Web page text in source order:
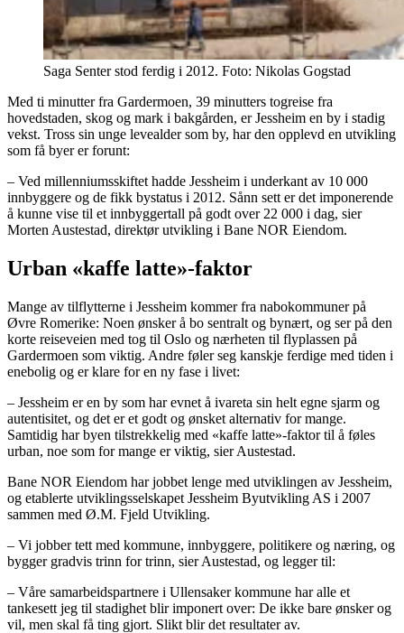
Saga Senter stod ferdig i 2012. Foto: Nikolas Gogstad
Med ti minutter fra Gardermoen, 39 minutters togreise fra
hovedstaden, skog og mark i bakgården, er Jessheim en by i stadig
vekst. Tross sin unge levealder som by, har den opplevd en utvikling
som få byer er forunt:
– Ved millenniumsskiftet hadde Jessheim i underkant av 10 000
innbyggere og de fikk bystatus i 2012. Sånn sett er det imponerende
å kunne vise til et innbyggertall på godt over 22 000 i dag, sier
Morten Austestad, direktør utvikling i Bane NOR Eiendom.
Urban «kaffe latte»-faktor
Mange av tilflytterne i Jessheim kommer fra nabokommuner på
Øvre Romerike: Noen ønsker å bo sentralt og bynært, og ser på den
korte reiseveien med tog til Oslo og nærheten til flyplassen på
Gardermoen som viktig. Andre føler seg kanskje ferdige med tiden i
enebolig og er klare for en ny fase i livet:
– Jessheim er en by som har evnet å ivareta sin helt egne sjarm og
autentisitet, og det er et godt og ønsket alternativ for mange.
Samtidig har byen tilstrekkelig med «kaffe latte»-faktor til å føles
urban, noe som for mange er viktig, sier Austestad.
Bane NOR Eiendom har jobbet lenge med utviklingen av Jessheim,
og etablerte utviklingsselskapet Jessheim Byutvikling AS i 2007
sammen med Ø.M. Fjeld Utvikling.
– Vi jobber tett med kommune, innbyggere, politikere og næring, og
bygger gradvis trinn for trinn, sier Austestad, og legger til:
– Våre samarbeidspartnere i Ullensaker kommune har alle et
tankesett jeg til stadighet blir imponert over: De ikke bare ønsker og
vil, men skal få ting gjort. Slikt blir det resultater av.